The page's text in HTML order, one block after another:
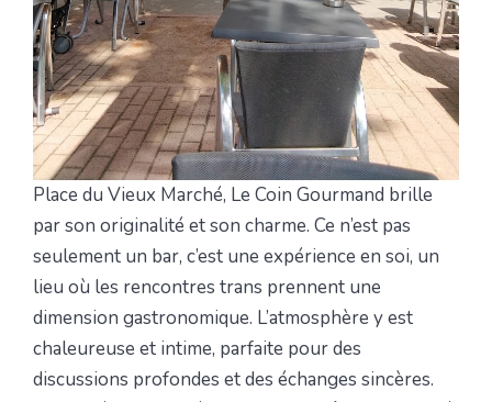
Place du Vieux Marché, Le Coin Gourmand brille
par son originalité et son charme. Ce n’est pas
seulement un bar, c’est une expérience en soi, un
lieu où les rencontres trans prennent une
dimension gastronomique. L’atmosphère y est
chaleureuse et intime, parfaite pour des
discussions profondes et des échanges sincères.